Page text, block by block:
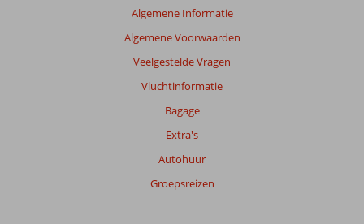
Algemene Informatie
Algemene Voorwaarden
Veelgestelde Vragen
Vluchtinformatie
Bagage
Extra's
Autohuur
Groepsreizen